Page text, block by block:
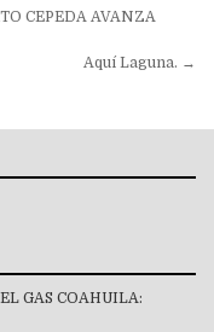
CEPEDA AVANZA
Aquí Laguna. →
GAS COAHUILA: